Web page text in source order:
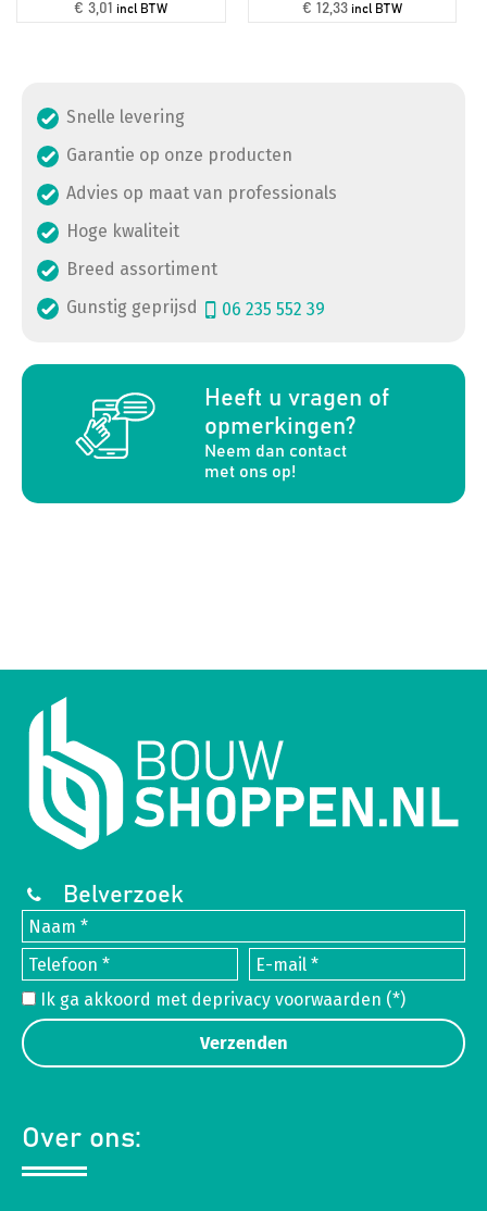
€ 3,01 incl BTW € 12,33 incl BTW
Snelle levering
Garantie op onze producten
Advies op maat van professionals
Hoge kwaliteit
Breed assortiment
Gunstig geprijsd
06 235 552 39
Heeft u vragen of
opmerkingen?
Neem dan contact
met ons op!
a
Belverzoek
Ik ga akkoord met deprivacy voorwaarden (*)
Over ons: